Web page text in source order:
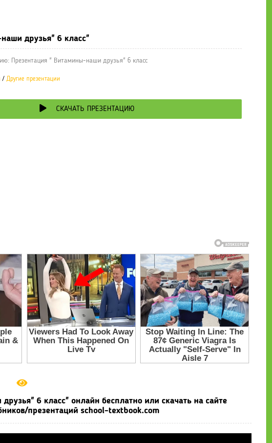
друзья" 6 класс"
Презентация " Витамины-наши друзья" 6 класс
/ Другие презентации
СКАЧАТЬ ПРЕЗЕНТАЦИЮ
6 класс" онлайн бесплатно или скачать на сайте
презентаций school-textbook.com